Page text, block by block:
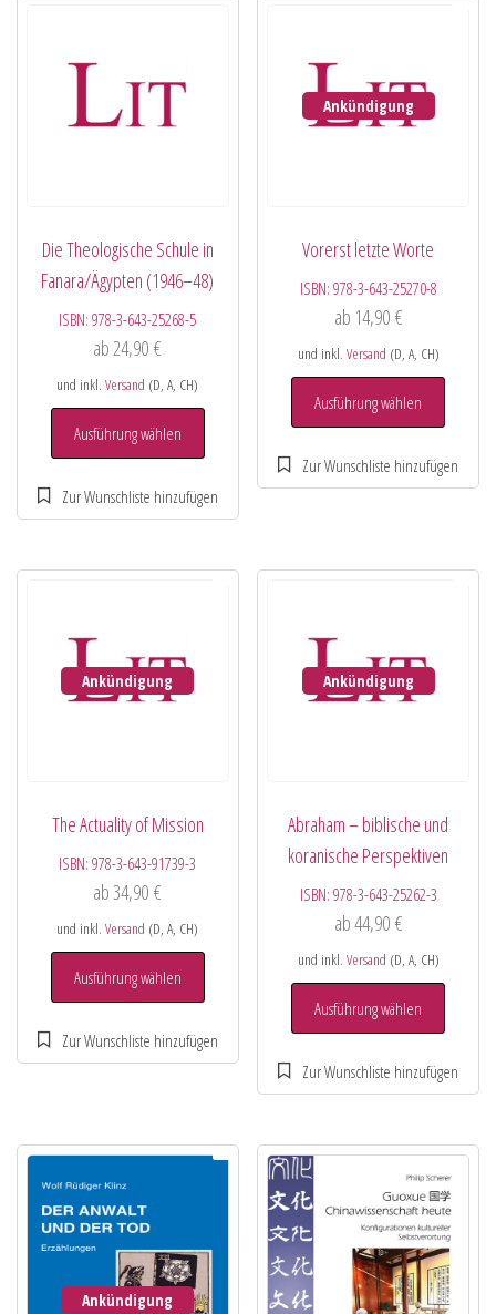
Die Theologische Schule in
Fanara/Ägypten (1946–48)
ISBN:978-3-643-25268-5
ab 24,90€
und inkl.Versand (D, A, CH)
Ausführung wählen
Ankündigung
Vorerst letzte Worte
ISBN: 978-3-643-25270-8
ab 14,90 €
und inkl. Versand (D, A, CH)
Ausführung wählen
Ankündigung
The Actuality of Mission
ISBN:978-3-643-91739-3
ab34,90€
und inkl.Versand (D, A, CH)
Ausführung wählen
Ankündigung
Abraham – biblische und
koranische Perspektiven
ISBN: 978-3-643-25262-3
ab44,90 €
und inkl. Versand (D, A, CH)
Ausführung wählen
Ankündigung